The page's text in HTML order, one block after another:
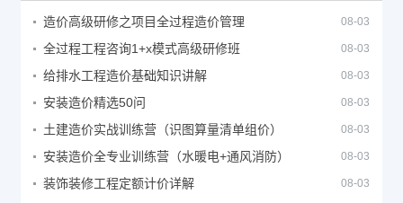
造价高级研修之项目全过程造价管理 08-03
全过程工程咨询1+x模式高级研修班 08-03
给排水工程造价基础知识讲解 08-03
安装造价精选50问 08-03
土建造价实战训练营（识图算量清单组价） 08-03
安装造价全专业训练营（水暖电+通风消防） 08-03
装饰装修工程定额计价详解 08-03